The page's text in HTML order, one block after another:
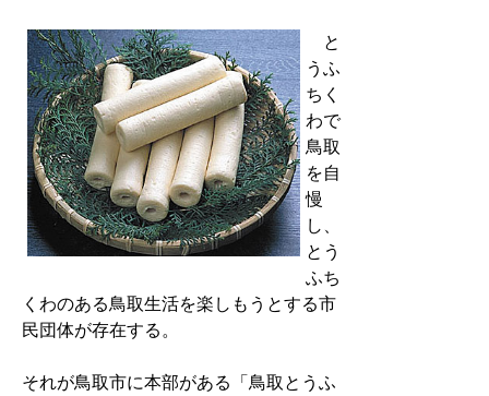
と
うふ
ちく
わで
鳥取
を自
慢
し、
とう
ふち
くわのある鳥取生活を楽しもうとする市
民団体が存在する。
それが鳥取市に本部がある「鳥取とうふ